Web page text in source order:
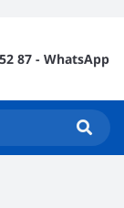
87 - WhatsApp